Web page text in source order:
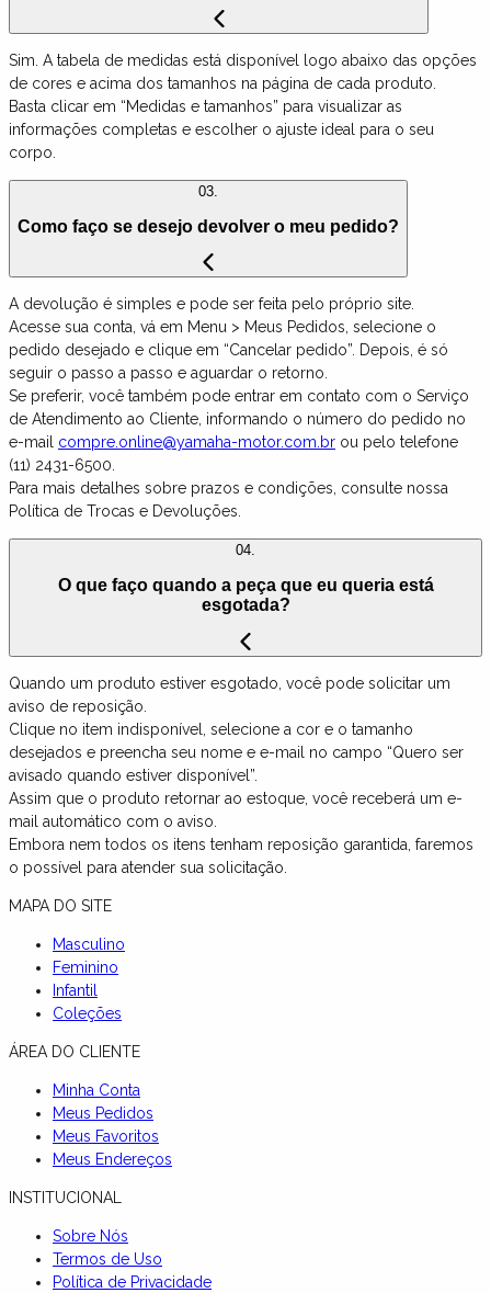
Sim. A tabela de medidas está disponível logo abaixo das opções
de cores e acima dos tamanhos na página de cada produto.
Basta clicar em “Medidas e tamanhos” para visualizar as
informações completas e escolher o ajuste ideal para o seu
corpo.
03.
Como faço se desejo devolver o meu pedido?
A devolução é simples e pode ser feita pelo próprio site.
Acesse sua conta, vá em Menu > Meus Pedidos, selecione o
pedido desejado e clique em “Cancelar pedido”. Depois, é só
seguir o passo a passo e aguardar o retorno.
Se preferir, você também pode entrar em contato com o Serviço
de Atendimento ao Cliente, informando o número do pedido no
e-mail compre.online@yamaha-motor.com.br ou pelo telefone
(11) 2431-6500.
Para mais detalhes sobre prazos e condições, consulte nossa
Política de Trocas e Devoluções.
04.
O que faço quando a peça que eu queria está
esgotada?
Quando um produto estiver esgotado, você pode solicitar um
aviso de reposição.
Clique no item indisponível, selecione a cor e o tamanho
desejados e preencha seu nome e e-mail no campo “Quero ser
avisado quando estiver disponível”.
Assim que o produto retornar ao estoque, você receberá um e-
mail automático com o aviso.
Embora nem todos os itens tenham reposição garantida, faremos
o possível para atender sua solicitação.
MAPA DO SITE
Masculino
Feminino
Infantil
Coleções
ÁREA DO CLIENTE
Minha Conta
Meus Pedidos
Meus Favoritos
Meus Endereços
INSTITUCIONAL
Sobre Nós
Termos de Uso
Política de Privacidade